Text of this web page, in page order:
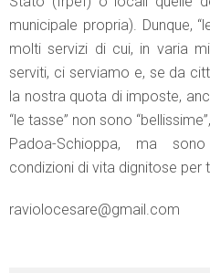
municipale propria). Dunque,
molti servizi di cui, in varia
serviti, ci serviamo e, se da
la nostra quota di imposte,
“le tasse” non sono
Padoa-Schioppa, ma
condizioni di vita dignitose per
raviolocesare@gmail.com